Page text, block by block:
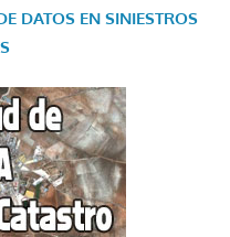
DATOS EN SINIESTROS